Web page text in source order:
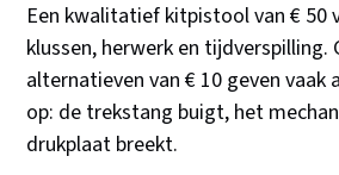
Een kwalitatief kitpistool van €
klussen, herwerk en tijdverspilling.
alternatieven van € 10 geven vaak
op: de trekstang buigt, het
drukplaat breekt.